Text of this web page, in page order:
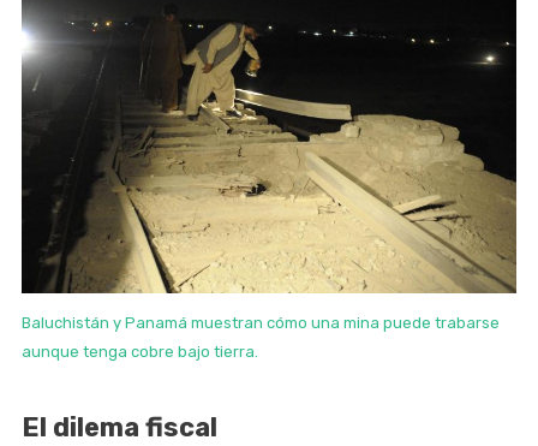
Baluchistán y Panamá muestran cómo una mina puede trabarse
aunque tenga cobre bajo tierra.
El dilema fiscal